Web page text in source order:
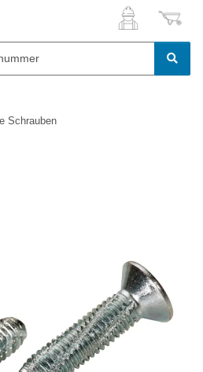
Schrauben